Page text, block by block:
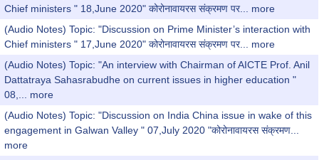
Chief ministers " 18,June 2020" कोरोनावायरस संक्रमण पर...
more
(Audio Notes) Topic: "Discussion on Prime Minister’s interaction with
Chief ministers " 17,June 2020" कोरोनावायरस संक्रमण पर...
more
(Audio Notes) Topic: "An interview with Chairman of AICTE Prof. Anil
Dattatraya Sahasrabudhe on current issues in higher education "
08,...
more
(Audio Notes) Topic: "Discussion on India China issue in wake of this
engagement in Galwan Valley " 07,July 2020 "कोरोनावायरस संक्रमण...
more